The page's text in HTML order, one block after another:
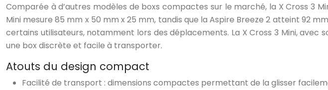
Comparée à d’autres modèles de boxs compactes sur le marché, la X Cross 3
Mini mesure 85 mm x 50 mm x 25 mm, tandis que la Aspire Breeze 2 atteint 92
certains utilisateurs, notamment lors des déplacements. La X Cross 3 Mini,
une box discrète et facile à transporter.
Atouts du design compact
Facilité de transport : dimensions compactes permettant de la glisser